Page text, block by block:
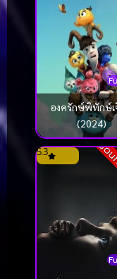
องครักษ์พิทักษ์
(2024)
5.3